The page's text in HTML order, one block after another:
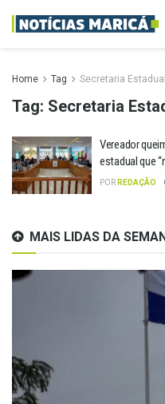
Home Tag Secretaria
Tag: Secretaria
Vereador
estadual que
POR REDAÇÃO
MAIS LIDAS DA